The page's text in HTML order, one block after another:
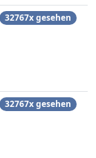
32767x gesehen
32767x gesehen